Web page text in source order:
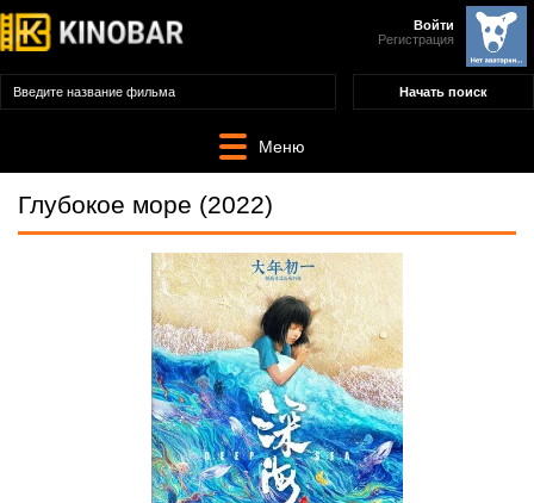
Войти
Регистрация
Меню
Глубокое море (2022)